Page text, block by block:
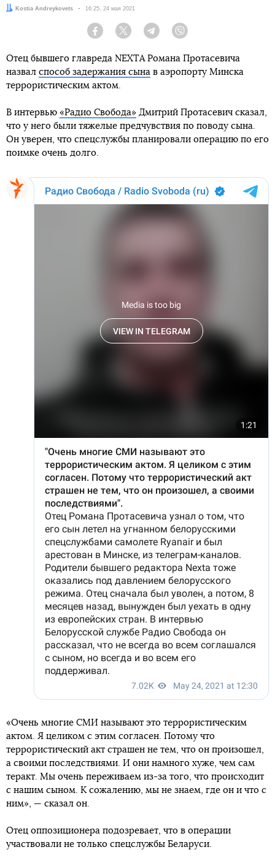
Автор:Kostia Andreykovets Дата:
16:25, 24 мая 2021
Facebook Twitter Telegram
Отец бывшего главреда NEXTA Романа Протасевича
назвал способ задержания сына в аэропорту Минска
террористическим актом.
В интервью «Радио Свобода» Дмитрий Протасевич сказал,
что у него были тяжелые предчувствия по поводу сына.
Он уверен, что спецслужбы планировали операцию по его
поимке очень долго.
«Очень многие СМИ называют это террористическим
актом. Я целиком с этим согласен. Потому что
террористический акт страшен не тем, что он произошел,
а своими последствиями. И они намного хуже, чем сам
теракт. Мы очень переживаем из-за того, что происходит
с нашим сыном. К сожалению, мы не знаем, где он и что с
ним», — сказал он.
Отец оппозиционера подозревает, что в операции
участвовали не только спецслужбы Беларуси.